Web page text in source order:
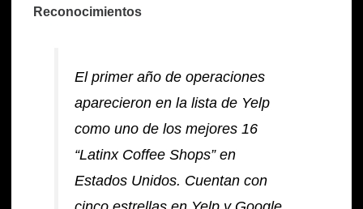
Reconocimientos
El primer año de operaciones
aparecieron en la lista de Yelp
como uno de los mejores 16
“Latinx Coffee Shops” en
Estados Unidos. Cuentan con